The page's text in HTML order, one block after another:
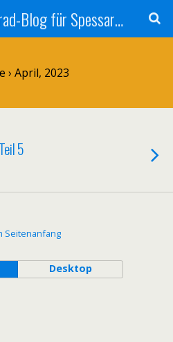
MTB- und Rennrad-Blog für Spessart und Umgebung
› April, 2023
5
Seitenanfang
Desktop